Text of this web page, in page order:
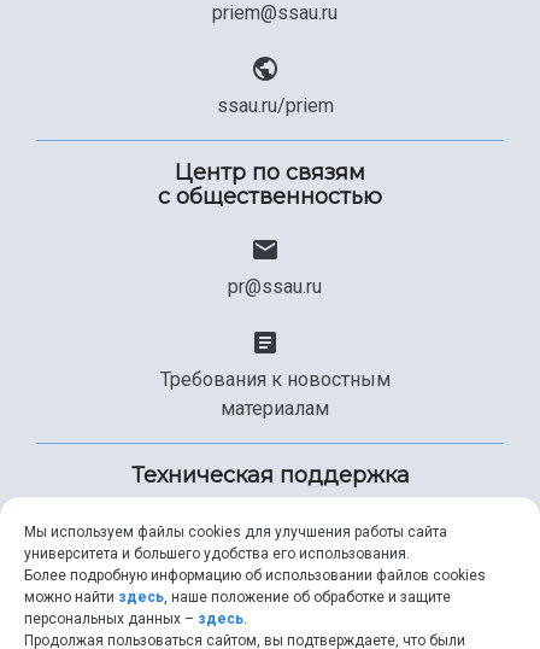
priem@ssau.ru
ssau.ru/priem
Центр по связям
с общественностью
pr@ssau.ru
Требования к новостным
материалам
Техническая поддержка
+7 (846) 267-49-99
Мы используем файлы cookies для улучшения работы сайта
университета и большего удобства его использования.
Более подробную информацию об использовании файлов cookies
можно найти здесь, наше положение об обработке и защите
персональных данных – здесь.
Продолжая пользоваться сайтом, вы подтверждаете, что были